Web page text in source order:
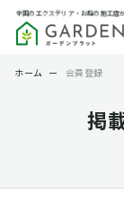
全国のエクステリア・お庭の施工店
掲
ホーム ー 会員登録